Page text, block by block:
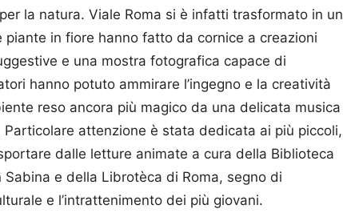
la natura. Viale Roma si è infatti trasformato in un
in fiore hanno fatto da cornice a creazioni
e una mostra fotografica capace di
hanno potuto ammirare l’ingegno e la creatività
reso ancora più magico da una delicata musica
attenzione è stata dedicata ai più piccoli,
dalle letture animate a cura della Biblioteca
e della Librotèca di Roma, segno di
e l’intrattenimento dei più giovani.